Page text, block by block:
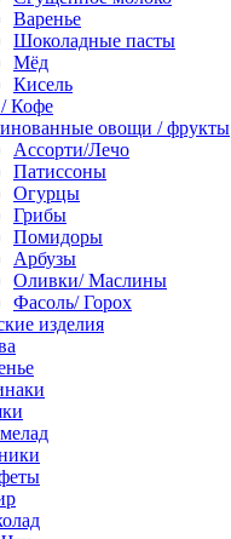
Варенье
Шоколадные пасты
Мёд
Кисель
Кофе
овощи / фрукты
Ассорти/Лечо
Патиссоны
Огурцы
Грибы
Помидоры
Арбузы
Оливки/ Маслины
Фасоль/ Горох
изделия